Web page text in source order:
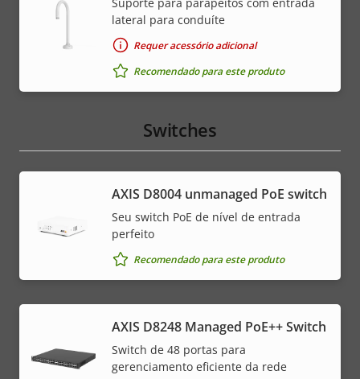
lateral para conduíte
Requer acessório adicional
Recomendado para este produto
Switches
AXIS ​D8004 unmanaged PoE switch
Seu switch PoE de nível de entrada
perfeito
Recomendado para este produto
AXIS D8248 Managed PoE++ Switch
Switch de 48 portas para
gerenciamento eficiente da rede